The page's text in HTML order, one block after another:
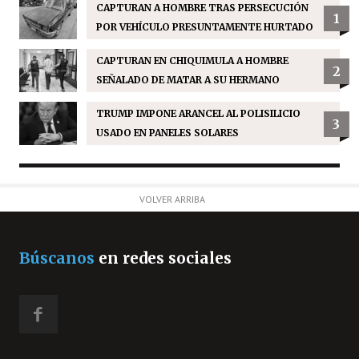
CAPTURAN A HOMBRE TRAS PERSECUCIÓN
POR VEHÍCULO PRESUNTAMENTE HURTADO
1
CAPTURAN EN CHIQUIMULA A HOMBRE
SEÑALADO DE MATAR A SU HERMANO
2
TRUMP IMPONE ARANCEL AL POLISILICIO
USADO EN PANELES SOLARES
3
VOLVER ARRIBA
Búscanos en redes sociales